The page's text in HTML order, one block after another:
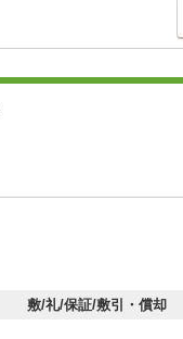
敷/礼/保証/敷引・償却